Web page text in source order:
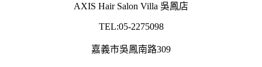
AXIS Hair Salon Villa 吳鳳店
TEL:05-2275098
嘉義市吳鳳南路309